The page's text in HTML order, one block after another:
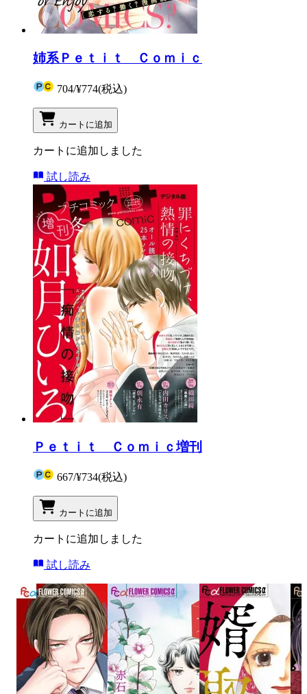
姉系Ｐｅｔｉｔ Ｃｏｍｉｃ
704/¥774(税込)
カートに追加
カートに追加しました
試し読み
Ｐｅｔｉｔ Ｃｏｍｉｃ増刊
667/¥734(税込)
カートに追加
カートに追加しました
試し読み